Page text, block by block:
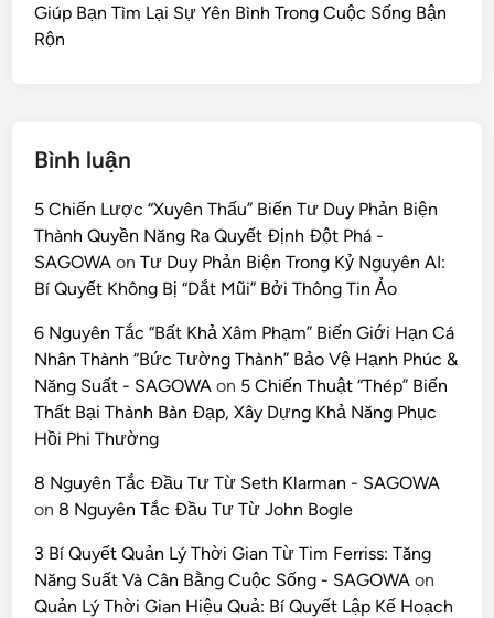
Giúp Bạn Tìm Lại Sự Yên Bình Trong Cuộc Sống Bận
Rộn
Bình luận
5 Chiến Lược “Xuyên Thấu” Biến Tư Duy Phản Biện
Thành Quyền Năng Ra Quyết Định Đột Phá -
SAGOWA onTư Duy Phản Biện Trong Kỷ Nguyên AI:
Bí Quyết Không Bị “Dắt Mũi” Bởi Thông Tin Ảo
6 Nguyên Tắc “Bất Khả Xâm Phạm” Biến Giới Hạn Cá
Nhân Thành “Bức Tường Thành” Bảo Vệ Hạnh Phúc &
Năng Suất - SAGOWA on 5 Chiến Thuật “Thép” Biến
Thất Bại Thành Bàn Đạp, Xây Dựng Khả Năng Phục
Hồi Phi Thường
8 Nguyên Tắc Đầu Tư Từ Seth Klarman - SAGOWA
on 8 Nguyên Tắc Đầu Tư Từ John Bogle
3 Bí Quyết Quản Lý Thời Gian Từ Tim Ferriss: Tăng
Năng Suất Và Cân Bằng Cuộc Sống - SAGOWA on
Quản Lý Thời Gian Hiệu Quả: Bí Quyết Lập Kế Hoạch